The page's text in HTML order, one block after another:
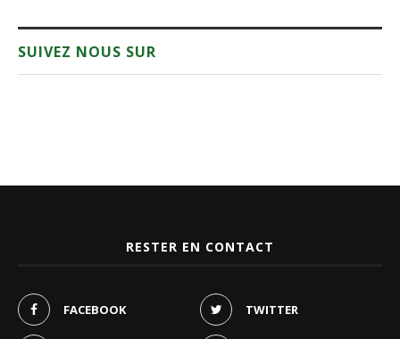
SUIVEZ NOUS SUR
RESTER EN CONTACT
FACEBOOK TWITTER